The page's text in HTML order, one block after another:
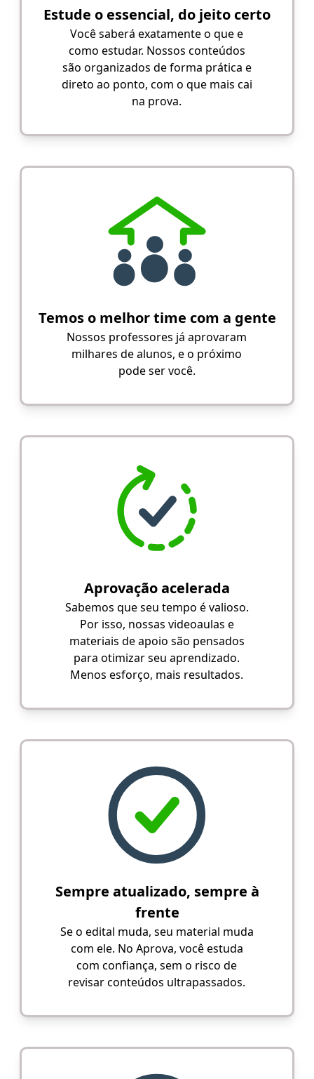
Estude o essencial, do jeito certo
Você saberá exatamente o que e
como estudar. Nossos conteúdos
são organizados de forma prática e
direto ao ponto, com o que mais cai
na prova.
Temos o melhor time com a gente
Nossos professores já aprovaram
milhares de alunos, e o próximo
pode ser você.
Aprovação acelerada
Sabemos que seu tempo é valioso.
Por isso, nossas videoaulas e
materiais de apoio são pensados
para otimizar seu aprendizado.
Menos esforço, mais resultados.
Sempre atualizado, sempre à
frente
Se o edital muda, seu material muda
com ele. No Aprova, você estuda
com confiança, sem o risco de
revisar conteúdos ultrapassados.